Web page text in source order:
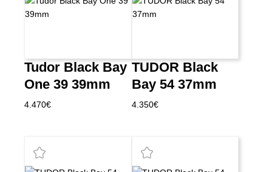
Tudor Black Bay
One 39 39mm
4.470€
TUDOR Black
Bay 54 37mm
4.350€